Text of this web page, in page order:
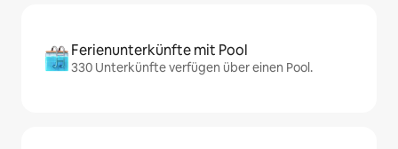
Ferienunterkünfte mit Pool
330 Unterkünfte verfügen über einen Pool.